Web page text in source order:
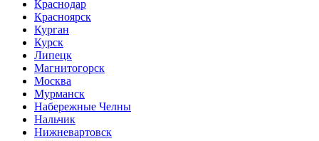
Краснодар
Красноярск
Курган
Курск
Липецк
Магнитогорск
Москва
Мурманск
Набережные Челны
Нальчик
Нижневартовск